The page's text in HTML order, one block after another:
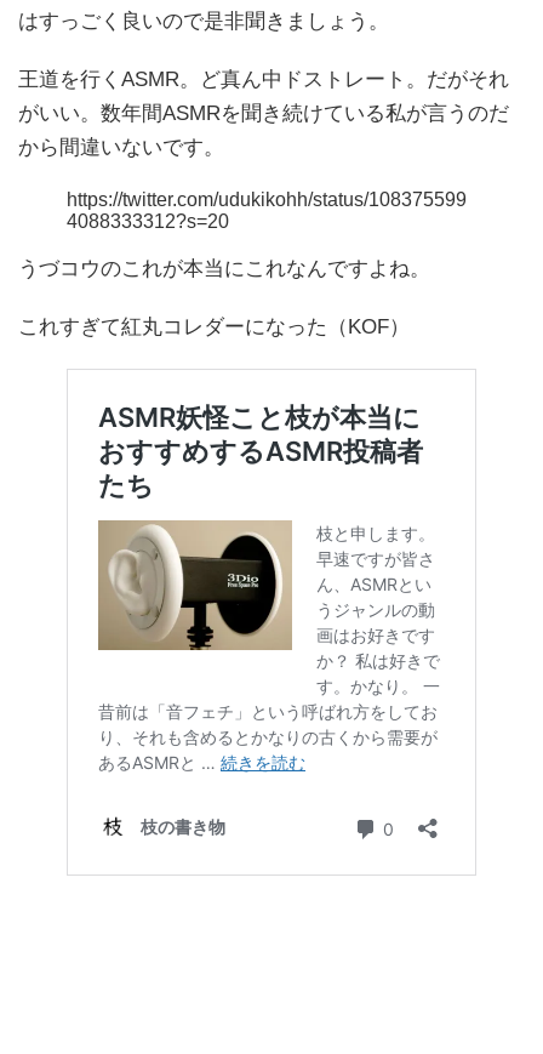
はすっごく良いので是非聞きましょう。
王道を行くASMR。ど真ん中ドストレート。だがそれ
がいい。数年間ASMRを聞き続けている私が言うのだ
から間違いないです。
https://twitter.com/udukikohh/status/108375599
4088333312?s=20
うづコウのこれが本当にこれなんですよね。
これすぎて紅丸コレダーになった（KOF）